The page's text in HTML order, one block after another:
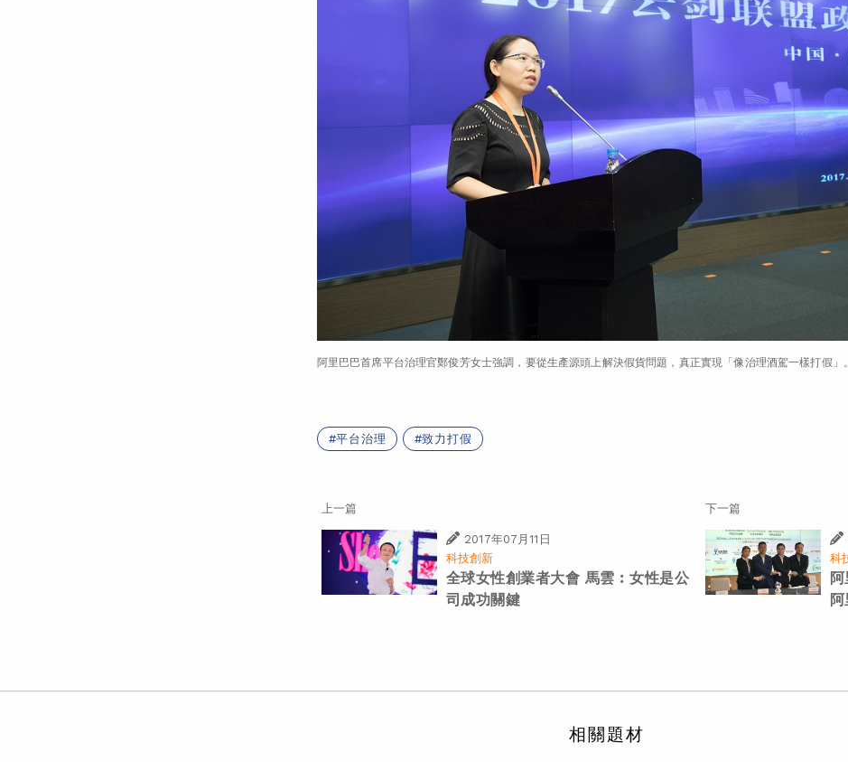
阿里巴巴首席平台治理官鄭俊芳女士強調，要從生產源頭上解決假貨問題，真正實現「像治理酒駕一樣打假」。
平台治理 致力打假
上一篇
2017年07月11日
科技創新
全球女性創業者大會 馬雲︰女性是公
司成功關鍵
下一篇
科
相關題材